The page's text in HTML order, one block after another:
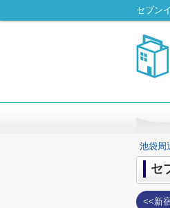
セブン
池袋周
セ
<<新